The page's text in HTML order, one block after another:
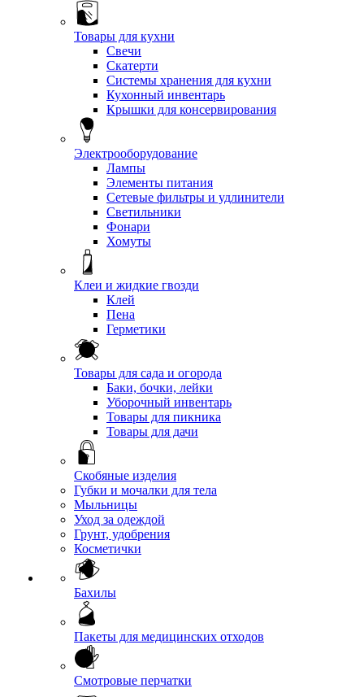
Товары для кухни
Свечи
Скатерти
Системы хранения для кухни
Кухонный инвентарь
Крышки для консервирования
Электрооборудование
Лампы
Элементы питания
Сетевые фильтры и удлинители
Светильники
Фонари
Хомуты
Клеи и жидкие гвозди
Клей
Пена
Герметики
Товары для сада и огорода
Баки, бочки, лейки
Уборочный инвентарь
Товары для пикника
Товары для дачи
Скобяные изделия
Губки и мочалки для тела
Мыльницы
Уход за одеждой
Грунт, удобрения
Косметички
Бахилы
Пакеты для медицинских отходов
Смотровые перчатки